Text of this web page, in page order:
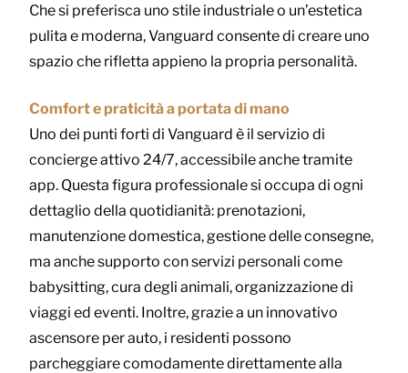
Che si preferisca uno stile industriale o un’estetica
pulita e moderna, Vanguard consente di creare uno
spazio che rifletta appieno la propria personalità.
Comfort e praticità a portata di mano
Uno dei punti forti di Vanguard è il servizio di
concierge attivo 24/7, accessibile anche tramite
app. Questa figura professionale si occupa di ogni
dettaglio della quotidianità: prenotazioni,
manutenzione domestica, gestione delle consegne,
ma anche supporto con servizi personali come
babysitting, cura degli animali, organizzazione di
viaggi ed eventi. Inoltre, grazie a un innovativo
ascensore per auto, i residenti possono
parcheggiare comodamente direttamente alla